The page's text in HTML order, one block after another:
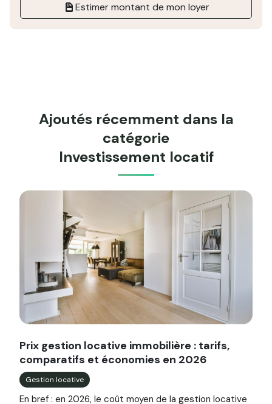
Estimer montant de mon loyer
Ajoutés récemment dans la
catégorie
Investissement locatif
Image illustrant l'article "Prix gestion locative
Prix gestion locative immobilière : tarifs,
comparatifs et économies en 2026
Gestion locative
En bref : en 2026, le coût moyen de la gestion locative